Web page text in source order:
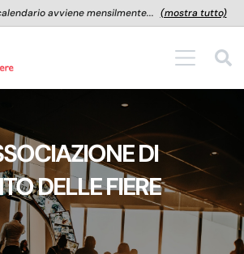
avviene mensilmente... (mostra tutto)
DI
DELLE FIERE